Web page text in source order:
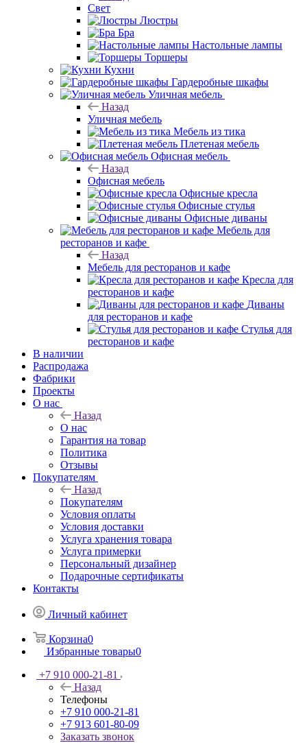
Свет
Люстры
Бра
Настольные лампы
Торшеры
Кухни
Гардеробные шкафы
Уличная мебель
Назад
Уличная мебель
Мебель из тика
Плетеная мебель
Офисная мебель
Назад
Офисная мебель
Офисные кресла
Офисные стулья
Офисные диваны
Мебель для
ресторанов и кафе
Назад
Мебель для ресторанов и кафе
Кресла для
ресторанов и кафе
Диваны
для ресторанов и кафе
Стулья для
ресторанов и кафе
В наличии
Распродажа
Фабрики
Проекты
О нас
Назад
О нас
Гарантия на товар
Политика
Отзывы
Покупателям
Назад
Покупателям
Условия оплаты
Условия доставки
Услуга хранения товара
Услуга примерки
Персональный дизайнер
Подарочные сертификаты
Контакты
Личный кабинет
Корзина0
Избранные товары0
+7 910 000-21-81
Назад
Телефоны
+7 910 000-21-81
+7 913 601-80-09
Заказать звонок